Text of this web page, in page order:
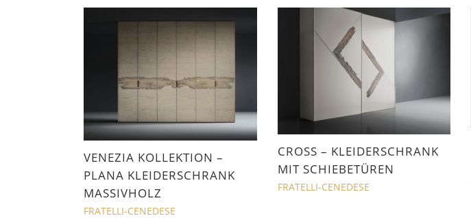
VENEZIA KOLLEKTION –
PLANA KLEIDERSCHRANK
MASSIVHOLZ
FRATELLI-CENEDESE
CROSS – KLEIDERSCHRANK
MIT SCHIEBETÜREN
FRATELLI-CENEDESE